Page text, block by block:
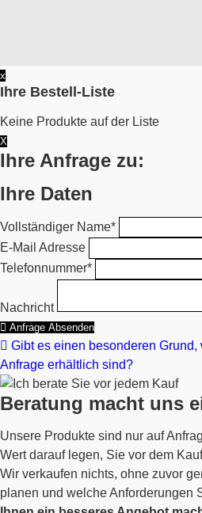
x
Ihre Bestell-Liste
Keine Produkte auf der Liste
X
Ihre Anfrage zu:
Ihre Daten
Vollständiger Name*
E-Mail Adresse
Telefonnummer*
Nachricht
Anfrage Absenden
Gibt es einen besonderen
Anfrage erhältlich sind?
Beratung macht uns
Unsere Produkte sind nur auf
Wert darauf legen, Sie vor dem
Wir verkaufen nichts, ohne zuvor
planen und welche Anforderungen